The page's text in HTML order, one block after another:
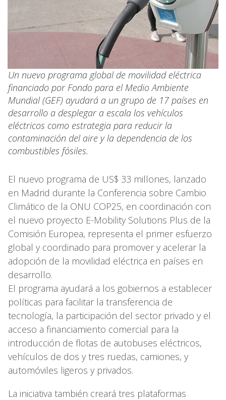
Un nuevo programa global de movilidad eléctrica
financiado por Fondo para el Medio Ambiente
Mundial (GEF) ayudará a un grupo de 17 países en
desarrollo a desplegar a escala los vehículos
eléctricos como estrategia para reducir la
contaminación del aire y la dependencia de los
combustibles fósiles.
El nuevo programa de US$ 33 millones, lanzado
en Madrid durante la Conferencia sobre Cambio
Climático de la ONU COP25, en coordinación con
el nuevo proyecto E-Mobility Solutions Plus de la
Comisión Europea, representa el primer esfuerzo
global y coordinado para promover y acelerar la
adopción de la movilidad eléctrica en países en
desarrollo.
El programa ayudará a los gobiernos a establecer
políticas para facilitar la transferencia de
tecnología, la participación del sector privado y el
acceso a financiamiento comercial para la
introducción de flotas de autobuses eléctricos,
vehículos de dos y tres ruedas, camiones, y
automóviles ligeros y privados.
La iniciativa también creará tres plataformas